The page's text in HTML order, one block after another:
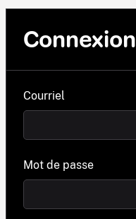
Connexion
Courriel
Mot de passe